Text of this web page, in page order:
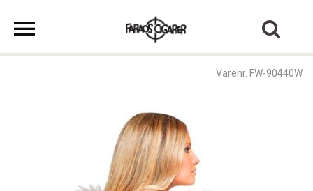
Varenr. FW-90440W